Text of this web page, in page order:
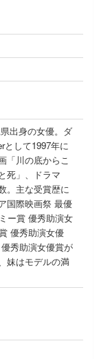
出身の女優。ダ
として1997年に
「川の底からこ
死」、ドラマ
。主な受賞歴に
国際映画祭 最優
ー賞 優秀助演女
優秀助演女優
秀助演女優賞が
妹はモデルの満